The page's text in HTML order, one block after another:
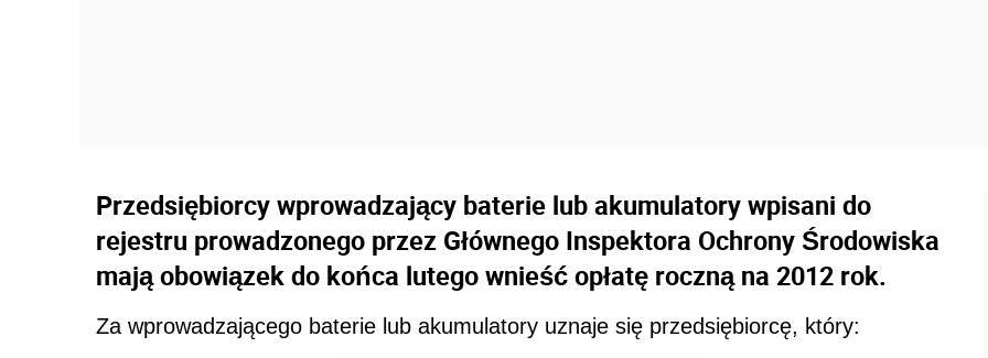
Przedsiębiorcy wprowadzający baterie lub akumulatory wpisani do
rejestru prowadzonego przez Głównego Inspektora Ochrony Środowiska
mają obowiązek do końca lutego wnieść opłatę roczną na 2012 rok.
Za wprowadzającego baterie lub akumulatory uznaje się przedsiębiorcę, który: